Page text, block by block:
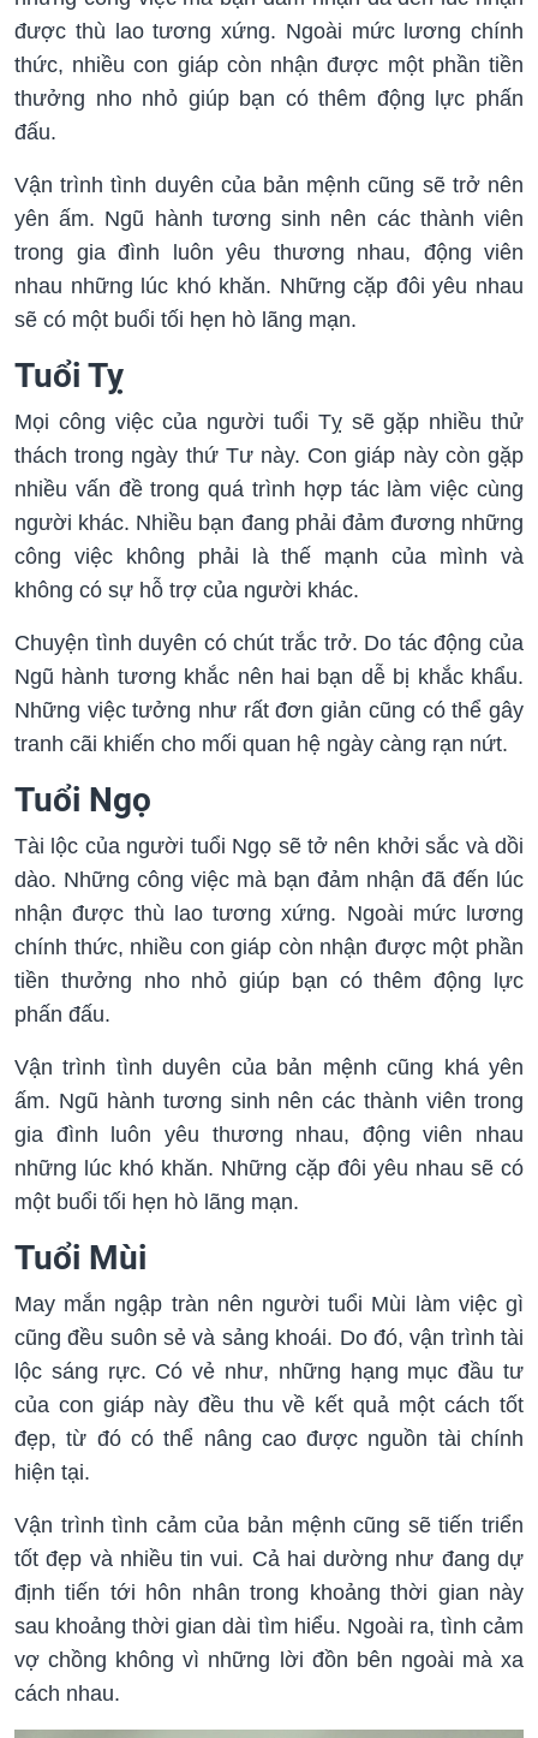
được thù lao tương xứng. Ngoài mức lương chính
thức, nhiều con giáp còn nhận được một phần tiền
thưởng nho nhỏ giúp bạn có thêm động lực phấn
đấu.
Vận trình tình duyên của bản mệnh cũng sẽ trở nên
yên ấm. Ngũ hành tương sinh nên các thành viên
trong gia đình luôn yêu thương nhau, động viên
nhau những lúc khó khăn. Những cặp đôi yêu nhau
sẽ có một buổi tối hẹn hò lãng mạn.
Tuổi Tỵ
Mọi công việc của người tuổi Tỵ sẽ gặp nhiều thử
thách trong ngày thứ Tư này. Con giáp này còn gặp
nhiều vấn đề trong quá trình hợp tác làm việc cùng
người khác. Nhiều bạn đang phải đảm đương những
công việc không phải là thế mạnh của mình và
không có sự hỗ trợ của người khác.
Chuyện tình duyên có chút trắc trở. Do tác động của
Ngũ hành tương khắc nên hai bạn dễ bị khắc khẩu.
Những việc tưởng như rất đơn giản cũng có thể gây
tranh cãi khiến cho mối quan hệ ngày càng rạn nứt.
Tuổi Ngọ
Tài lộc của người tuổi Ngọ sẽ tở nên khởi sắc và dồi
dào. Những công việc mà bạn đảm nhận đã đến lúc
nhận được thù lao tương xứng. Ngoài mức lương
chính thức, nhiều con giáp còn nhận được một phần
tiền thưởng nho nhỏ giúp bạn có thêm động lực
phấn đấu.
Vận trình tình duyên của bản mệnh cũng khá yên
ấm. Ngũ hành tương sinh nên các thành viên trong
gia đình luôn yêu thương nhau, động viên nhau
những lúc khó khăn. Những cặp đôi yêu nhau sẽ có
một buổi tối hẹn hò lãng mạn.
Tuổi Mùi
May mắn ngập tràn nên người tuổi Mùi làm việc gì
cũng đều suôn sẻ và sảng khoái. Do đó, vận trình tài
lộc sáng rực. Có vẻ như, những hạng mục đầu tư
của con giáp này đều thu về kết quả một cách tốt
đẹp, từ đó có thể nâng cao được nguồn tài chính
hiện tại.
Vận trình tình cảm của bản mệnh cũng sẽ tiến triển
tốt đẹp và nhiều tin vui. Cả hai dường như đang dự
định tiến tới hôn nhân trong khoảng thời gian này
sau khoảng thời gian dài tìm hiểu. Ngoài ra, tình cảm
vợ chồng không vì những lời đồn bên ngoài mà xa
cách nhau.